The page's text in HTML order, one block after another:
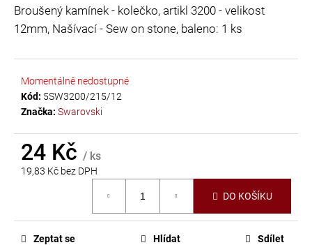
hvězdiček.
Broušený kamínek - kolečko, artikl 3200 - velikost
12mm, Našívací - Sew on stone, baleno: 1 ks
Momentálně nedostupné
Kód: 5SW3200/215/12
Značka: Swarovski
24 Kč / ks
19,83 Kč bez DPH
DO KOŠÍKU
Zeptat se Hlídat Sdílet
HLEDAT
D
o
u
j
e